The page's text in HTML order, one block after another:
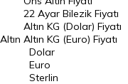
Dolar Kuru
Euro Kuru
Pound Kuru
Altın
22 Ayar Bilezik Fiyatı
Altın KG (Dolar) Fiyatı
Altın KG (Euro) Fiyatı
Dolar
Euro
Sterlin